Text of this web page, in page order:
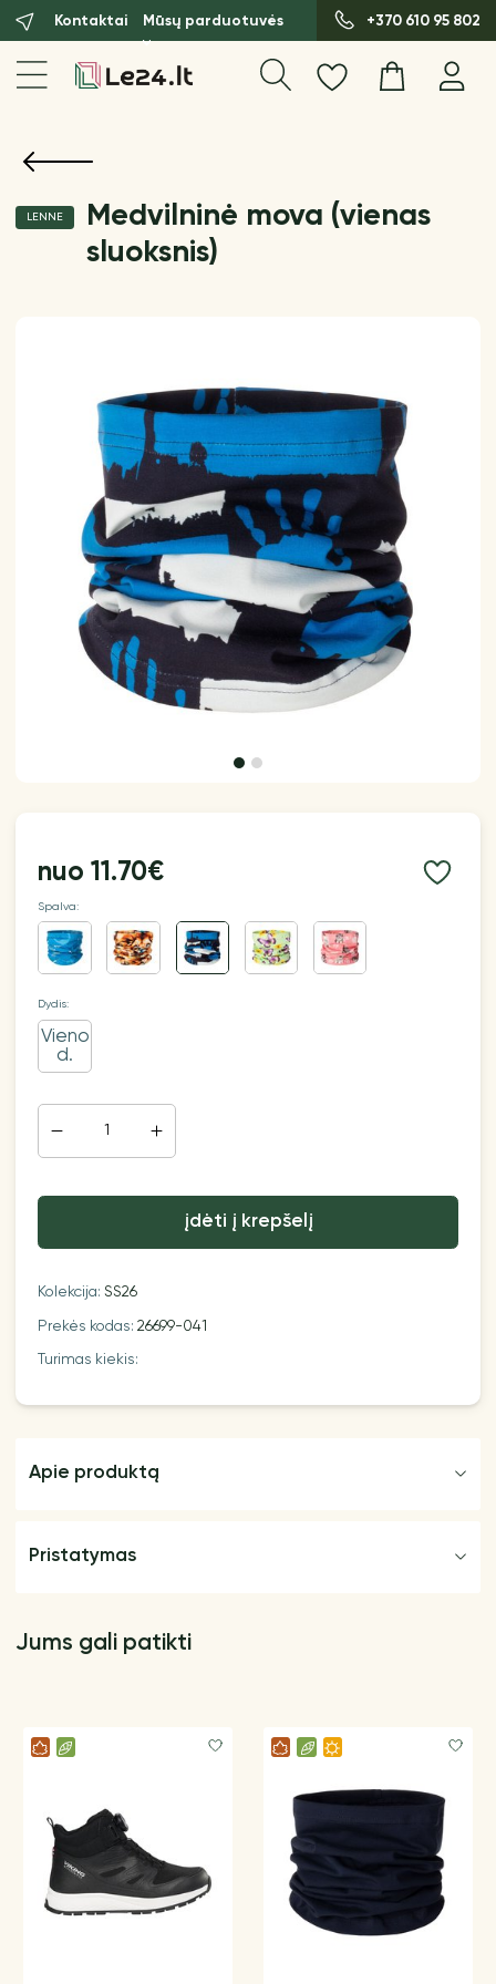
Kontaktai Mūsų parduotuvės +370 610 95 802
LENNE
Medvilninė mova (vienas
sluoksnis)
nuo11.70€
Spalva:
Dydis:
Vieno
d.
įdėti į krepšelį
Kolekcija:SS26
Prekės kodas:26699-041
Turimas kiekis:
Apie produktą
Pristatymas
Jums gali patikti